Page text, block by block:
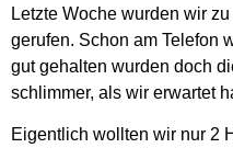
Letzte Woche wurden wir
gerufen. Schon am Telefon
gut gehalten wurden doch
schlimmer, als wir erwartet
Eigentlich wollten wir nur 2